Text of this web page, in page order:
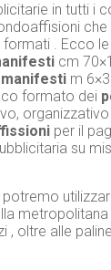
in tutti i
formati . Ecco
cm
manifesti m
formato dei
per il
su
oltre alle